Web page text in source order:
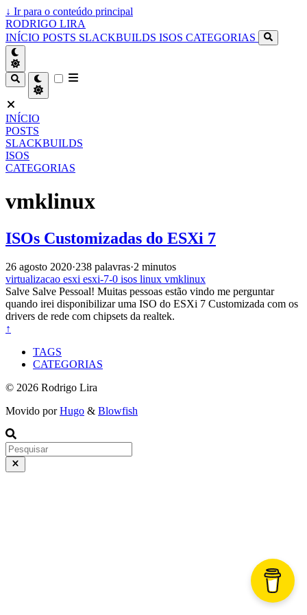
↓ Ir para o conteúdo principal
RODRIGO LIRA
INÍCIO POSTS SLACKBUILDS ISOS CATEGORIAS
INÍCIO
POSTS
SLACKBUILDS
ISOS
CATEGORIAS
vmklinux
ISOs Customizadas do ESXi 7
26 agosto 2020·238 palavras·2 minutos
virtualizacao esxi esxi-7-0 isos linux vmklinux
Salve Salve Pessoal! Muitas pessoas estão vindo me perguntar
quando irei disponibilizar uma ISO do ESXi 7 Customizada com os
drivers de rede com chipsets da realtek.
↑
TAGS
CATEGORIAS
© 2026 Rodrigo Lira
Movido porHugo & Blowfish